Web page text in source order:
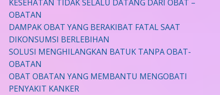
KESEHATAN TIDAK SELALU DATANG DARI OBAT –
OBATAN
DAMPAK OBAT YANG BERAKIBAT FATAL SAAT
DIKONSUMSI BERLEBIHAN
SOLUSI MENGHILANGKAN BATUK TANPA OBAT-
OBATAN
OBAT OBATAN YANG MEMBANTU MENGOBATI
PENYAKIT KANKER